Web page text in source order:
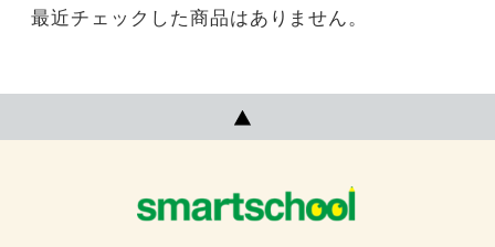
最近チェックした商品はありません。